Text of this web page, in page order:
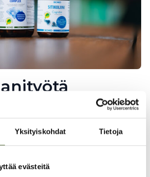
Yksityiskohdat Tietoja
evästeitä
laadukkaista raaka-aineista
ja terveysalan
laadukkaimpia ja